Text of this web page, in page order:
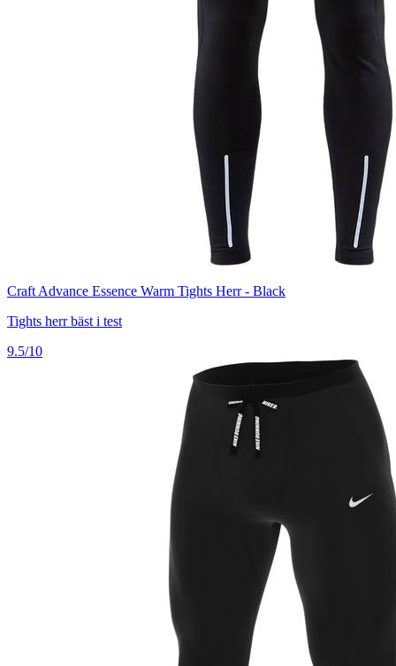
Craft Advance Essence Warm Tights Herr - Black
Tights herr bäst i test
9.5/10